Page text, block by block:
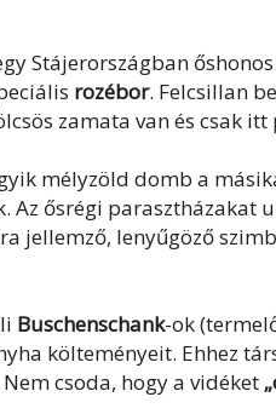
Stájerországban
rozébor. Felcsillan
zamata van és csak itt
mélyzöld domb a
Az ősrégi parasztházakat
jellemző, lenyűgöző
Buschenschank-ok
költeményeit. Ehhez
csoda, hogy a vidéket